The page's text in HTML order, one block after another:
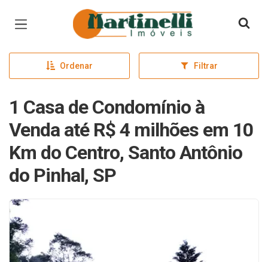
Página inicial
Ordenar Filtrar
1 Casa de Condomínio à
Venda até R$ 4 milhões em 10
Km do Centro, Santo Antônio
do Pinhal, SP